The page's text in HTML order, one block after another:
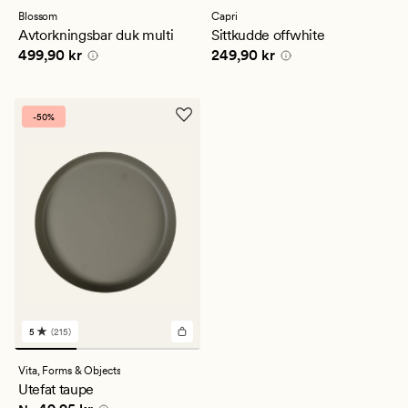
med
ett
genomsnittligt
betyg
Blossom
Avtorkningsbar duk multi
Pris 499,90 kr
499,90 kr
med
ett
genomsnittligt
betyg
Capri
Sittkudde offwhite
Pris 249,90 kr
249,90 kr
-50%
215
omdömen
med
ett
genomsnittligt
5 (215)
Vita, Forms & Objects
Utefat taupe